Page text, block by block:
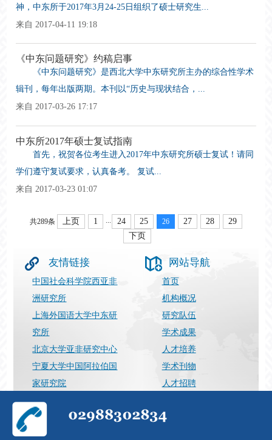
神，中东所于2017年3月24-25日组织了硕士研究生...
来自 2017-04-11 19:18
《中东问题研究》约稿启事
《中东问题研究》是西北大学中东研究所主办的综合性学术
辑刊，每年出版两期。本刊以“历史与现状结合，...
来自 2017-03-26 17:17
中东所2017年硕士复试指南
首先，祝贺各位考生进入2017年中东研究所硕士复试！请同
学们遵守复试要求，认真备考。 复试...
来自 2017-03-23 01:07
共289条 上页 1 ... 24 25 26 27 28
29
下页
友情链接
中国社会科学院西亚非
洲研究所
上海外国语大学中东研
究所
北京大学亚非研究中心
宁夏大学中国阿拉伯国
家研究院
上海国际问题研究院
网站导航
首页
机构概况
研究队伍
学术成果
人才培养
学术刊物
人才招聘